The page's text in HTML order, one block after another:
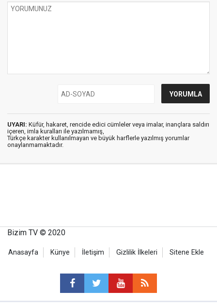
UYARI: Küfür, hakaret, rencide edici cümleler veya imalar, inançlara saldırı
içeren, imla kuralları ile yazılmamış,
Türkçe karakter kullanılmayan ve büyük harflerle yazılmış yorumlar
onaylanmamaktadır.
Bizim TV © 2020
Anasayfa Künye İletişim Gizlilik İlkeleri Sitene Ekle